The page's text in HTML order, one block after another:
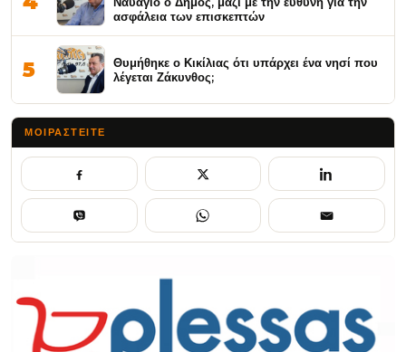
ασφάλεια των επισκεπτών
5
Θυμήθηκε ο Κικίλιας ότι υπάρχει ένα νησί που
λέγεται Ζάκυνθος;
ΜΟΙΡΑΣΤΕΊΤΕ